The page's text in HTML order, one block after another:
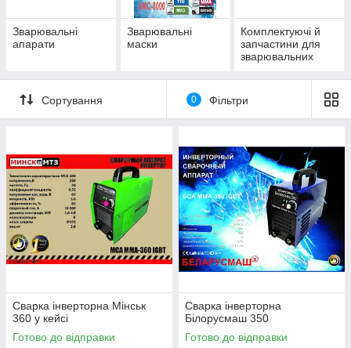
Комплектуючі й запчастини для зварювальних
апаратів
Зварювальні
апарати
Зварювальні
маски
Комплектуючі й
запчастини для
зварювальних
Сортування 0 Фільтри
Сварка інверторна Мінськ
360 у кейсі
Готово до відправки
Сварка інверторна
Білорусмаш 350
Готово до відправки